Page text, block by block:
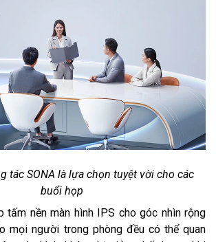
tác SONA là lựa chọn tuyệt vời cho các
buổi họp
tấm nền màn hình IPS cho góc nhìn rộng
mọi người trong phòng đều có thể quan